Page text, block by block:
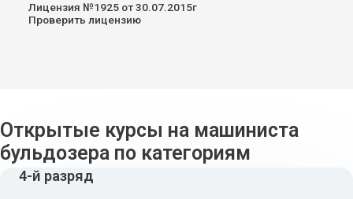
Лицензия №1925 от 30.07.2015г
Проверить лицензию
Открытые курсы на машиниста
бульдозера по категориям
4-й разряд